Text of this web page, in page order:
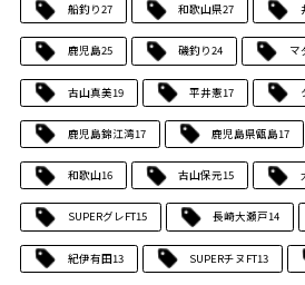
船釣り27 和歌山県27
鹿児島25 磯釣り24 マ
古山真美19 平井憲17
鹿児島錦江湾17 鹿児島県甑島17
和歌山16 古山保元15
SUPERグレFT15 長崎大瀬戸14
紀伊有田13 SUPERチヌFT13